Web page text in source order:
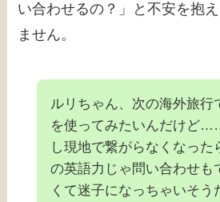
い合わせるの？」と不安を抱
ません。
ルリちゃん、次の海外旅行
を使ってみたいんだけど
し現地で繋がらなくなった
の英語力じゃ問い合わせも
くて迷子になっちゃいそう